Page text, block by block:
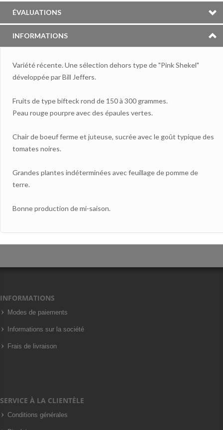
ÉVALUATIONS
INFORMATIONS
Variété récente. Une sélection dehors type de "Pink Shekel"
développée par Bill Jeffers.
Fruits de type bifteck rond de 150 à 300 grammes.
Peau rouge pourpre avec des épaules vertes.
Chair de boeuf ferme et juteuse, sucrée avec le goût typique des
tomates noires.
Grandes plantes indéterminées avec feuillage de pomme de
terre.
Bonne production de mi-saison.
INFORMATIONS
Modes de paiements
Informations sur la société
Frais de livraison
SERVICE À LA CLIENTÈLE
Conditions générales